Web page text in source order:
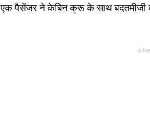
एक पैसेंजर ने केबिन क्रू के साथ बदतमीजी